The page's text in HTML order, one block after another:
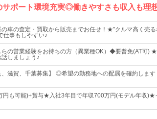
サポート環境充実◎働きやすさも収入も理
車の査定・買取から販売までお任せ！★"クルマ高く売る
仕事もしやすい♪
らの営業経験をお持ちの方（異業種OK）◆要普免(AT可)
しましょう♪
、滋賀、千葉募集】 ◎希望の勤務地への配属を確約します
円も可能)+賞与★入社3年目で年収700万円(モデル年収)★